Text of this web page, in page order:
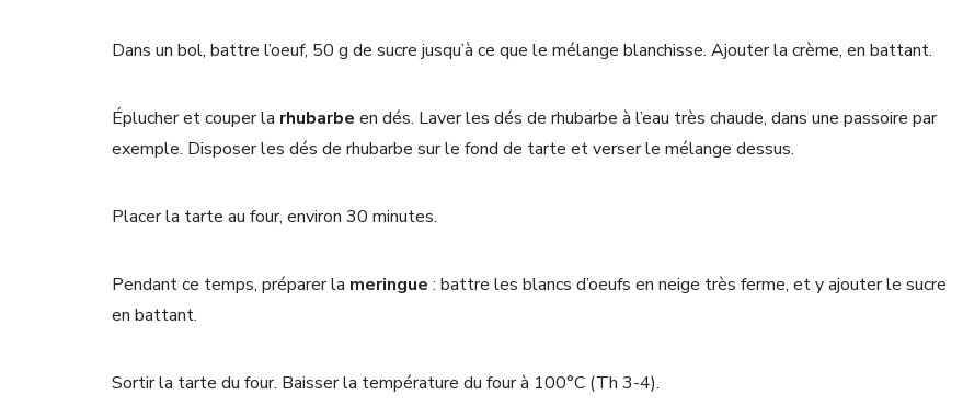
Dans un bol, battre l’oeuf, 50 g de sucre jusqu’à ce que le mélange blanchisse. Ajouter la crème, en battant.
Éplucher et couper la rhubarbe en dés. Laver les dés de rhubarbe à l’eau très chaude, dans une passoire par
exemple. Disposer les dés de rhubarbe sur le fond de tarte et verser le mélange dessus.
Placer la tarte au four, environ 30 minutes.
Pendant ce temps, préparer la meringue : battre les blancs d’oeufs en neige très ferme, et y ajouter le sucre
en battant.
Sortir la tarte du four. Baisser la température du four à 100°C (Th 3-4).